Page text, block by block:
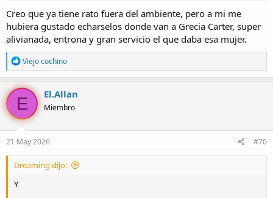
:
Creo que ya tiene rato fuera del ambiente, pero a mi me
hubiera gustado echarselos donde van a Grecia Carter, super
alivianada, entrona y gran servicio el que daba esa mujer.
R
e
a
c
c
i
o
n
e
s
Viejo cochino
E El.Allan
Miembro
21 May 2026 #70
Dreaming dijo:
Y